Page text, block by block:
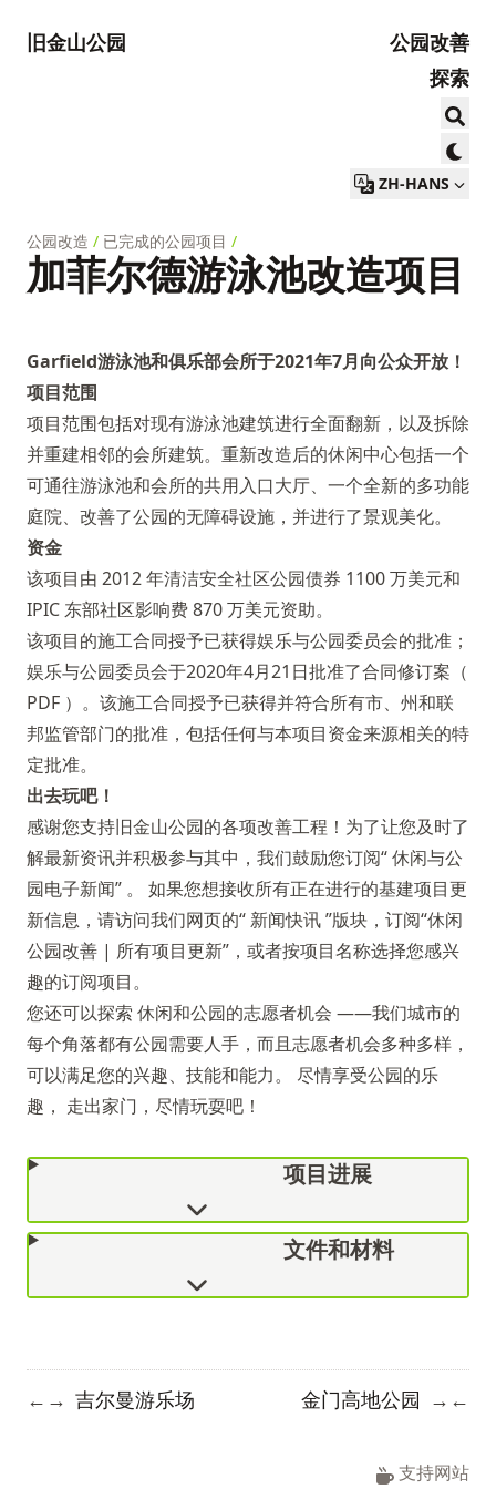
旧金山公园
公园改善
探索
ZH-HANS
公园改造 / 已完成的公园项目 /
加菲尔德游泳池改造项目
Garfield游泳池和俱乐部会所于2021年7月向公众开放！
项目范围
项目范围包括对现有游泳池建筑进行全面翻新，以及拆除
并重建相邻的会所建筑。重新改造后的休闲中心包括一个
可通往游泳池和会所的共用入口大厅、一个全新的多功能
庭院、改善了公园的无障碍设施，并进行了景观美化。
资金
该项目由 2012 年清洁安全社区公园债券 1100 万美元和
IPIC 东部社区影响费 870 万美元资助。
该项目的施工合同授予已获得娱乐与公园委员会的批准；
娱乐与公园委员会于2020年4月21日批准了合同修订案（
PDF ）。该施工合同授予已获得并符合所有市、州和联
邦监管部门的批准，包括任何与本项目资金来源相关的特
定批准。
出去玩吧！
感谢您支持旧金山公园的各项改善工程！为了让您及时了
解最新资讯并积极参与其中，我们鼓励您订阅“休闲与公
园电子新闻” 。 如果您想接收所有正在进行的基建项目更
新信息，请访问我们网页的“ 新闻快讯”版块，订阅“休闲
公园改善 | 所有项目更新”，或者按项目名称选择您感兴
趣的订阅项目。
您还可以探索 休闲和公园的志愿者机会 ——我们城市的
每个角落都有公园需要人手，而且志愿者机会多种多样，
可以满足您的兴趣、技能和能力。 尽情享受公园的乐
趣， 走出家门，尽情玩耍吧！
项目进展
文件和材料
← → 吉尔曼游乐场 金门高地公园 → ←
支持网站